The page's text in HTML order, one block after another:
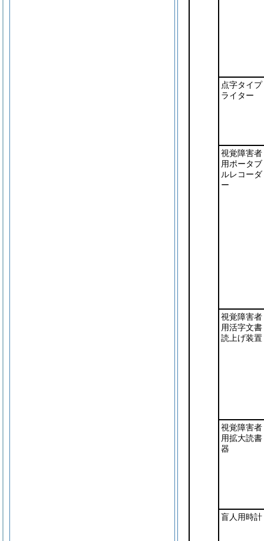
点字タイプ
ライター
視覚障害者
用ポータブ
ルレコーダ
ー
視覚障害者
用活字文書
読上げ装置
視覚障害者
用拡大読書
器
盲人用時計